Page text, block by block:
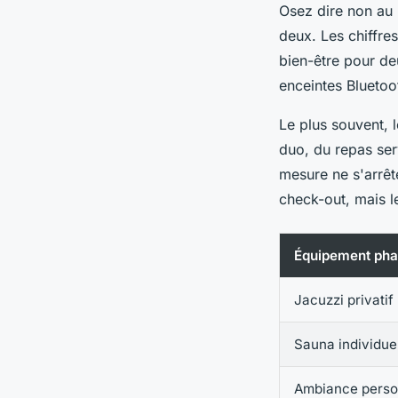
Osez dire non
deux. Les
bien-être pour
enceintes
Le plus souvent,
duo, du repas
mesure ne
check-out, mais
Équipement
Jacuzzi privatif
Sauna
Ambiance